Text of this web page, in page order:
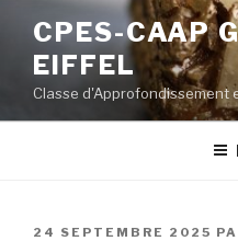
contenu
principal
CPES-CAAP
EIFFEL
Classe d'Approfondissement
PUBLIÉ
24 SEPTEMBRE 2025